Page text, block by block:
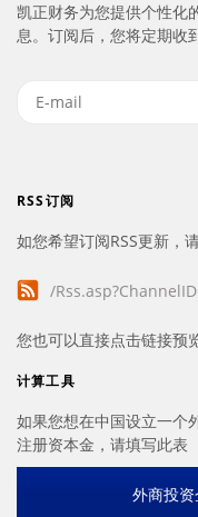
凯正财务为您提供个性化
息。订阅后，您将定期收
RSS订阅
如您希望订阅RSS更新，
/
您也可以直接点击链接预
计算工具
如果您想在中国设立一个
注册资本金，请填写此表
外商投